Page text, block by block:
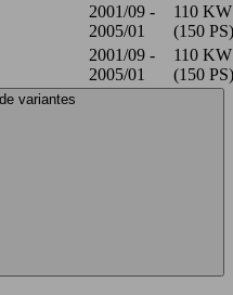
2001/09 -
2005/01
110 KW
(150 PS)
2001/09 -
2005/01
110 KW
(150 PS)
variantes